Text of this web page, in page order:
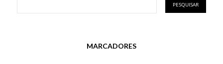
MARCADORES